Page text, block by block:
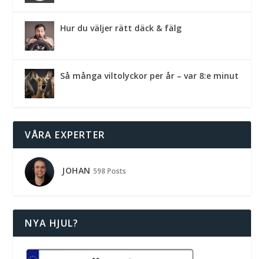
Hur du väljer rätt däck & fälg
Så många viltolyckor per år – var 8:e minut
VÅRA EXPERTER
JOHAN 598 Posts
NYA HJUL?